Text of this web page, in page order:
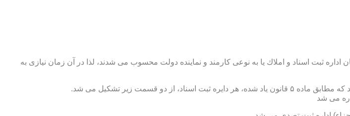
ثبت اسناد و املاك یا به نوعی كارمند و نماینده دولت محسوب می شدند، لذا در آن زمان نیازی به